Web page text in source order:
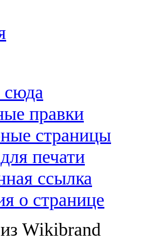
правки
страницы
печати
ссылка
о странице
Wikibrand